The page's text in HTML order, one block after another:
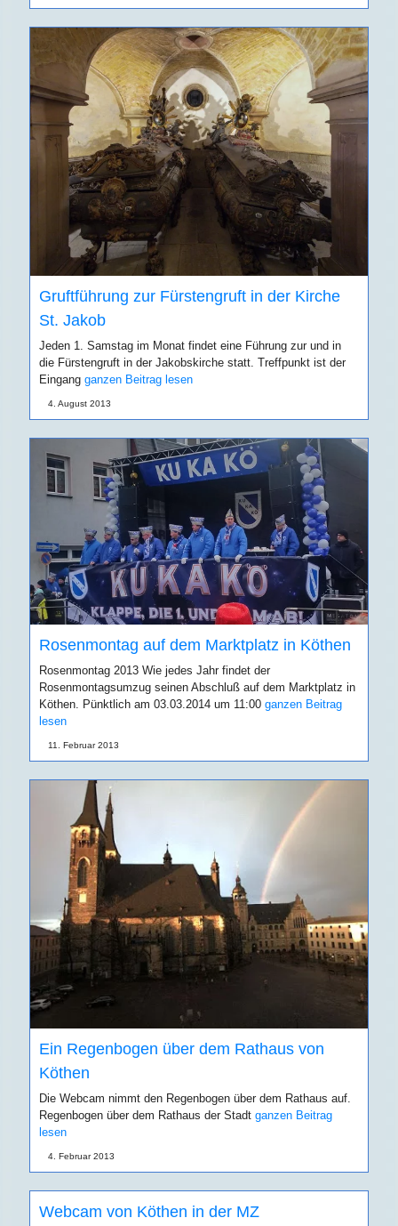
Gruftführung zur Fürstengruft in der Kirche
St. Jakob
Jeden 1. Samstag im Monat findet eine Führung zur und in
die Fürstengruft in der Jakobskirche statt. Treffpunkt ist der
Eingangganzen Beitrag lesen
4. August 2013
Rosenmontag auf dem Marktplatz in Köthen
Rosenmontag 2013 Wie jedes Jahr findet der
Rosenmontagsumzug seinen Abschluß auf dem Marktplatz in
Köthen. Pünktlich am 03.03.2014 um 11:00ganzen Beitrag
lesen
11. Februar 2013
Ein Regenbogen über dem Rathaus von
Köthen
Die Webcam nimmt den Regenbogen über dem Rathaus auf.
Regenbogen über dem Rathaus der Stadtganzen Beitrag
lesen
4. Februar 2013
Webcam von Köthen in der MZ